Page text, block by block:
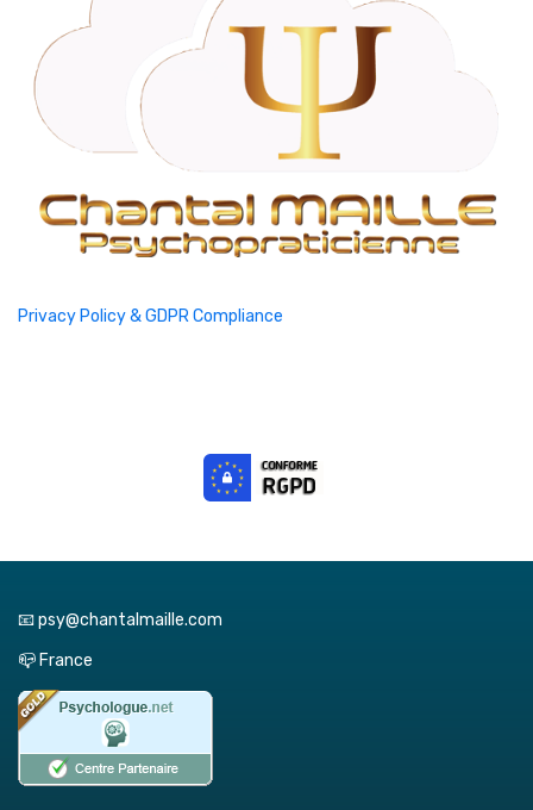
Privacy Policy & GDPR Compliance
📧 psy@chantalmaille.com
📪 France